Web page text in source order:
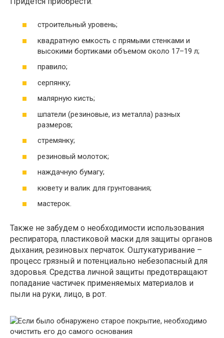
строительный уровень;
квадратную емкость с прямыми стенками и
высокими бортиками объемом около 17–19 л;
правило;
серпянку;
малярную кисть;
шпатели (резиновые, из металла) разных
размеров;
стремянку;
резиновый молоток;
наждачную бумагу;
кювету и валик для грунтования;
мастерок.
Также не забудем о необходимости использования
респиратора, пластиковой маски для защиты органов
дыхания, резиновых перчаток. Оштукатуривание –
процесс грязный и потенциально небезопасный для
здоровья. Средства личной защиты предотвращают
попадание частичек применяемых материалов и
пыли на руки, лицо, в рот.